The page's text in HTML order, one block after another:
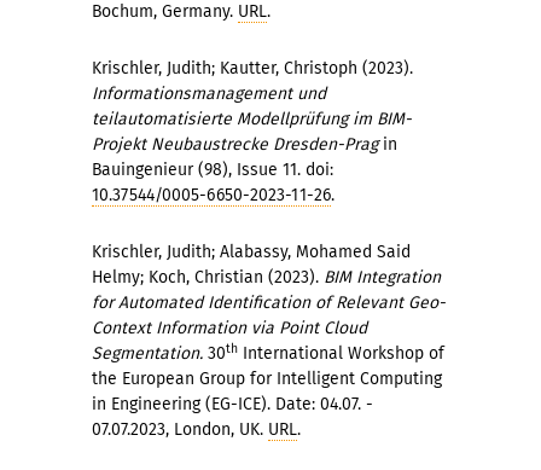
Bochum, Germany. URL.
Krischler, Judith; Kautter, Christoph (2023).
Informationsmanagement und
teilautomatisierte Modellprüfung im BIM-
Projekt Neubaustrecke Dresden-Pragin
Bauingenieur (98), Issue 11. doi:
10.37544/0005-6650-2023-11-26.
Krischler, Judith; Alabassy, Mohamed Said
Helmy; Koch, Christian (2023). BIM Integration
for Automated Identification of Relevant Geo-
Context Information via Point Cloud
Segmentation. 30th International Workshop of
the European Group for Intelligent Computing
in Engineering (EG-ICE). Date: 04.07. -
07.07.2023, London, UK. URL.